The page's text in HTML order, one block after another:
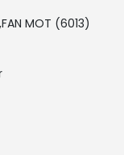
MOT (6013)